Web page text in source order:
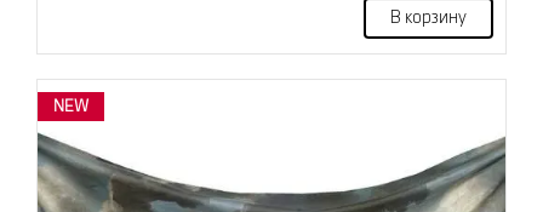
В корзину
NEW